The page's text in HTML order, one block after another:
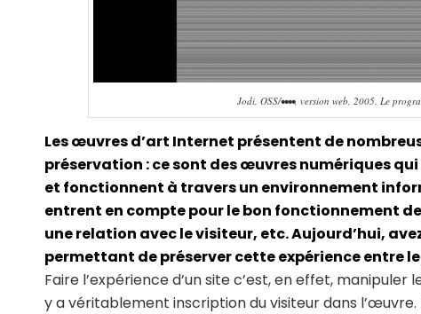
Jodi, OSS/••••, version web, 2005. Le
Les œuvres d’art Internet présentent de
préservation : ce sont des œuvres numériques
et fonctionnent à travers un environnement
entrent en compte pour le bon fonctionnement
une relation avec le visiteur, etc. Aujourd’hui,
permettant de préserver cette expérience entre
Faire l’expérience d’un site c’est, en effet,
y a véritablement inscription du visiteur dans